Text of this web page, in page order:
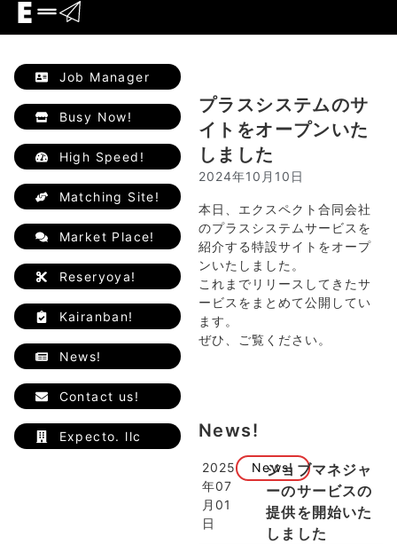
Job Manager
Busy Now!
High Speed!
Matching Site!
Market Place!
Reseryoya!
Kairanban!
News!
Contact us!
Expecto. llc
プラスシステムのサ
イトをオープンいた
しました
2024年10月10日
本日、エクスペクト合同会社
のプラスシステムサービスを
紹介する特設サイトをオープ
ンいたしました。
これまでリリースしてきたサ
ービスをまとめて公開してい
ます。
ぜひ、ご覧ください。
News!
2025
年07
月01
日
News!
ジョブマネジャ
ーのサービスの
提供を開始いた
しました